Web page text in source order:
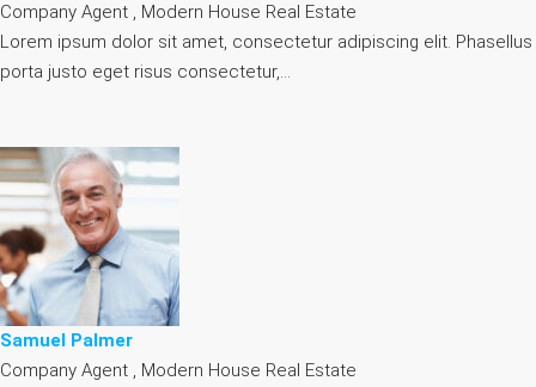
Company Agent , Modern House Real Estate
Lorem ipsum dolor sit amet, consectetur adipiscing elit. Phasellus
porta justo eget risus consectetur,…
Samuel Palmer
Company Agent , Modern House Real Estate